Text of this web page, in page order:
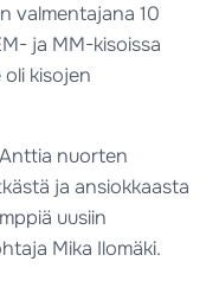
valmentajana 10
ja MM-kisoissa
kisojen
nuorten
ja ansiokkaasta
uusiin
Mika Ilomäki.